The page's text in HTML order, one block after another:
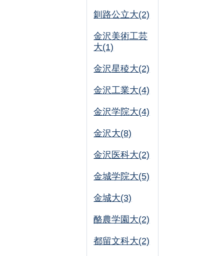
釧路公立大(2)
金沢美術工芸
大(1)
金沢星稜大(2)
金沢工業大(4)
金沢学院大(4)
金沢大(8)
金沢医科大(2)
金城学院大(5)
金城大(3)
酪農学園大(2)
都留文科大(2)